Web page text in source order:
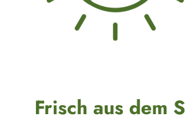
Frisch aus dem